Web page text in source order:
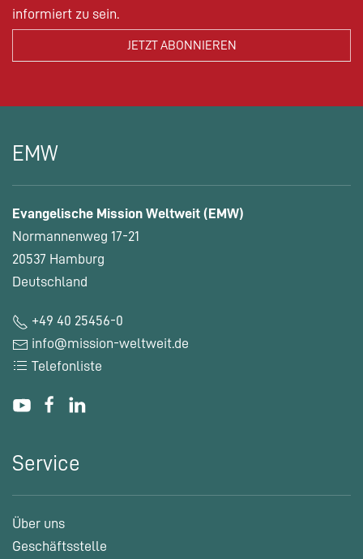
informiert zu sein.
EMW
Evangelische Mission Weltweit (EMW)
Normannenweg 17-21
20537 Hamburg
Deutschland
+49 40 25456-0
info@mission-weltweit.de
Telefonliste
Service
Über uns
Geschäftsstelle